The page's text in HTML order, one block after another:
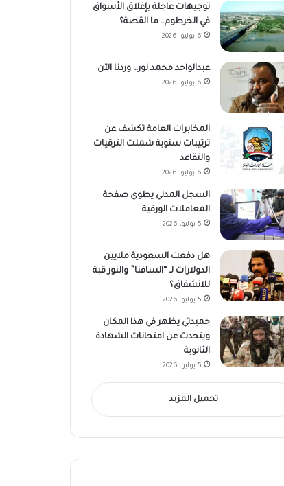
توجيهات عاجلة بإغلاق الأسواق
في الخرطوم.. ما القصة؟
6 يوليو، 2026
عبدالواحد محمد نور… وردنا الآن
6 يوليو، 2026
المخابرات العامة تكشف عن
ترتيبات سنوية شملت الترقيات
والتقاعد
6 يوليو، 2026
السجل المدني يطوي صفحة
المعاملات الورقية
5 يوليو، 2026
هل دفعت السعودية ملايين
الدولارات لـ “السافنا” والنور قبة
للانشقاق؟
5 يوليو، 2026
حميدتي يظهر في هذا المكان
ويتحدث عن امتحانات الشهادة
الثانوية
5 يوليو، 2026
تحميل المزيد